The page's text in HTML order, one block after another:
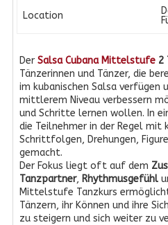
Location
Der Salsa Cubana Mittelstufe2
Tänzerinnen und Tänzer, die
im kubanischen Salsa verfügen
mittlerem Niveau verbessern
und Schritte lernen wollen. In
die Teilnehmer in der Regel mit
Schrittfolgen, Drehungen,
gemacht.
Der Fokus liegt oft auf dem
Tanzpartner, Rhythmusgefühl
Mittelstufe Tanzkurs
Tänzern, ihr Können und ihre
zu steigern und sich weiter zu